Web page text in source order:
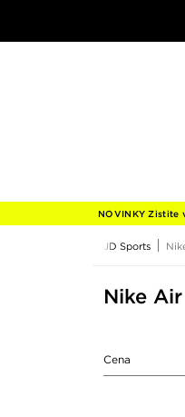
NOVINKY Zistite
JD Sports
Nike
Cena